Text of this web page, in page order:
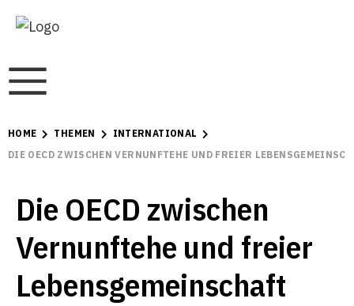
HOME THEMEN
INTERNATIONAL
DIE OECD ZWISCHEN VERNUNFTEHE UND FREIER
Die OECD zwischen
Vernunftehe und freier
Lebensgemeinschaft